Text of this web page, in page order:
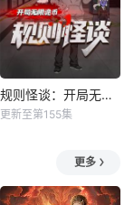
规则怪谈：开局无限诡币动态漫
更新至第155集
更多